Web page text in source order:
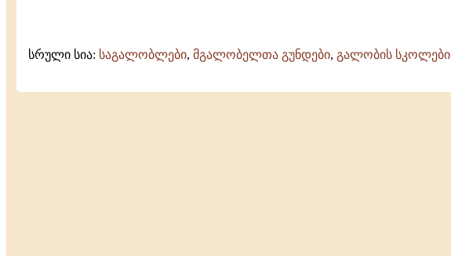
სრული სია: საგალობლები, მგალობელთა გუნდები, გალობის სკოლები